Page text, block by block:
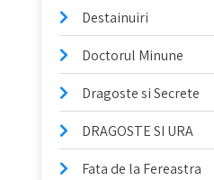
Destainuiri
Doctorul Minune
Dragoste si Secrete
DRAGOSTE SI URA
Fata de la Fereastra